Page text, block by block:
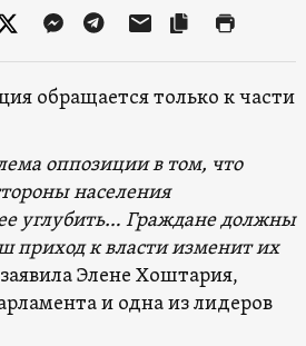
обращается только к части
оппозиции в том, что
населения
углубить… Граждане должны
приход к власти изменит их
Элене Хоштария,
и одна из лидеров